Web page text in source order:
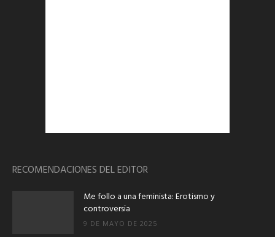
RECOMENDACIONES DEL EDITOR
Me follo a una feminista: Erotismo y
controversia
9 DE MAYO DE 2025